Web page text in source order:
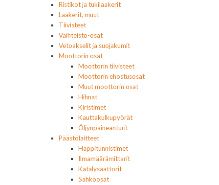
Ristikot ja tukilaakerit
Laakerit, muut
Tiivisteet
Vaihteisto-osat
Vetoakselit ja suojakumit
Moottorin osat
Moottorin tiivisteet
Moottorin ehostusosat
Muut moottorin osat
Hihnat
Kiristimet
Kauttakulkupyörät
Öljynpaineanturit
Päästölaitteet
Happitunnistimet
Ilmamäärämittarit
Katalysaattorit
Sähköosat